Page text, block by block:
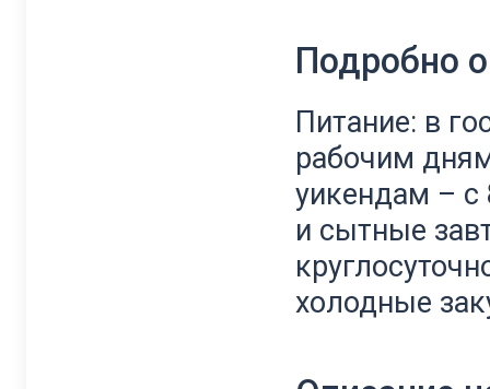
Подробно
Питание: в
рабочим
уикендам – с
и сытные
холодные